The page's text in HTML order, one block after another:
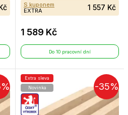
S kuponem
EXTRA
1 557 Kč
1 589 Kč
Do 10 pracovní dní
-35%
Extra sleva
Novinka